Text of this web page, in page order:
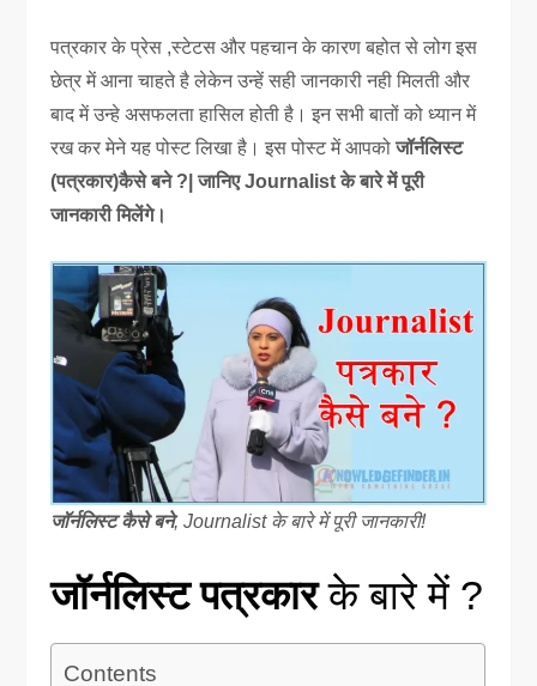
पत्रकार के प्रेस ,स्टेटस और पहचान के कारण बहोत से लोग इस
छेत्र में आना चाहते है लेकेन उन्हें सही जानकारी नही मिलती और
बाद में उन्हे असफलता हासिल होती है। इन सभी बातों को ध्यान में
रख कर मेने यह पोस्ट लिखा है। इस पोस्ट में आपकोजॉर्नलिस्ट
(पत्रकार)कैसे बने ?| जानिए Journalist के बारे में पूरी
जानकारी मिलेंगे।
जॉर्नलिस्ट कैसे बने, Journalist के बारे में पूरी जानकारी!
जॉर्नलिस्ट पत्रकारके बारे में ?
Contents